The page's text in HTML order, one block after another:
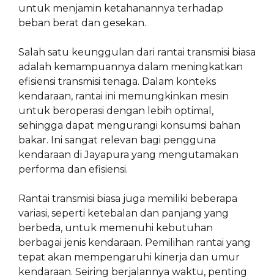
untuk menjamin ketahanannya terhadap
beban berat dan gesekan.
Salah satu keunggulan dari rantai transmisi biasa
adalah kemampuannya dalam meningkatkan
efisiensi transmisi tenaga. Dalam konteks
kendaraan, rantai ini memungkinkan mesin
untuk beroperasi dengan lebih optimal,
sehingga dapat mengurangi konsumsi bahan
bakar. Ini sangat relevan bagi pengguna
kendaraan di Jayapura yang mengutamakan
performa dan efisiensi.
Rantai transmisi biasa juga memiliki beberapa
variasi, seperti ketebalan dan panjang yang
berbeda, untuk memenuhi kebutuhan
berbagai jenis kendaraan. Pemilihan rantai yang
tepat akan mempengaruhi kinerja dan umur
kendaraan. Seiring berjalannya waktu, penting